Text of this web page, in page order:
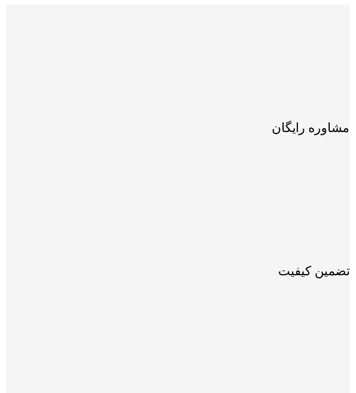
مشاوره رایگان
تضمین کیفیت